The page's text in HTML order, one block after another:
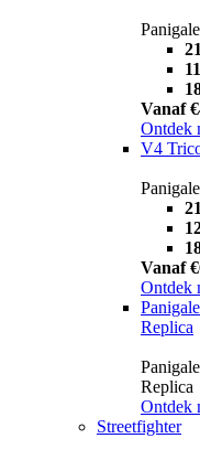
Vanaf
Ontdek
V4
Vanaf
Ontdek
Replica
Replica
Ontdek
Streetfighter